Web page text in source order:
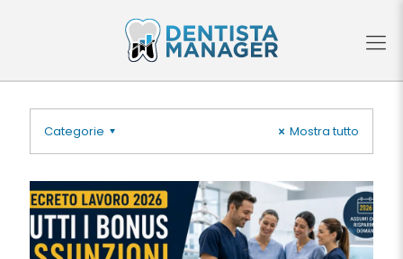
Categorie Mostra tutto